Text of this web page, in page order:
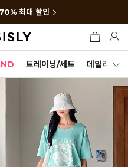
최대 할인
트레이닝/세트 데일리세트